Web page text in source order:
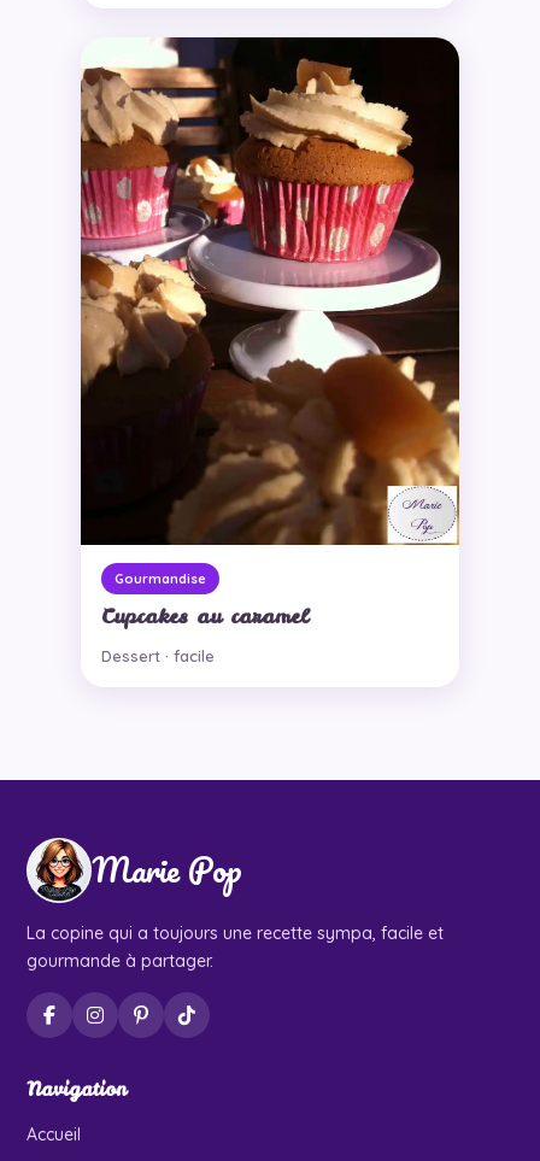
Gourmandise
Cupcakes au caramel
Dessert · facile
Marie Pop
La copine qui a toujours une recette sympa, facile et
gourmande à partager.
Navigation
Accueil